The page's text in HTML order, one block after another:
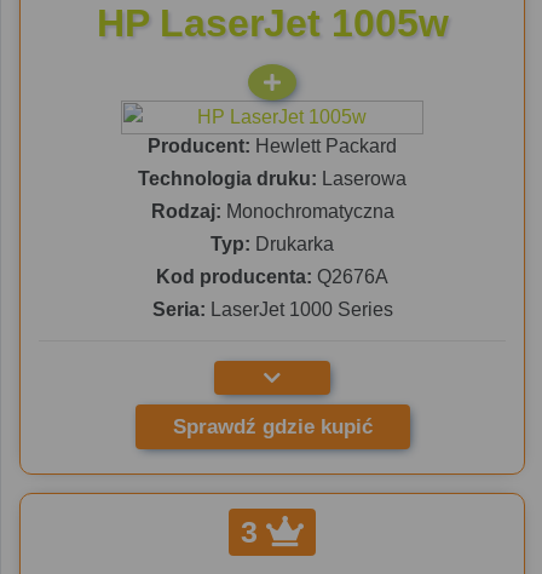
HP LaserJet 1005w
Producent: Hewlett Packard
Technologia druku: Laserowa
Rodzaj: Monochromatyczna
Typ: Drukarka
Kod producenta: Q2676A
Seria: LaserJet 1000 Series
Sprawdź gdzie kupić
3